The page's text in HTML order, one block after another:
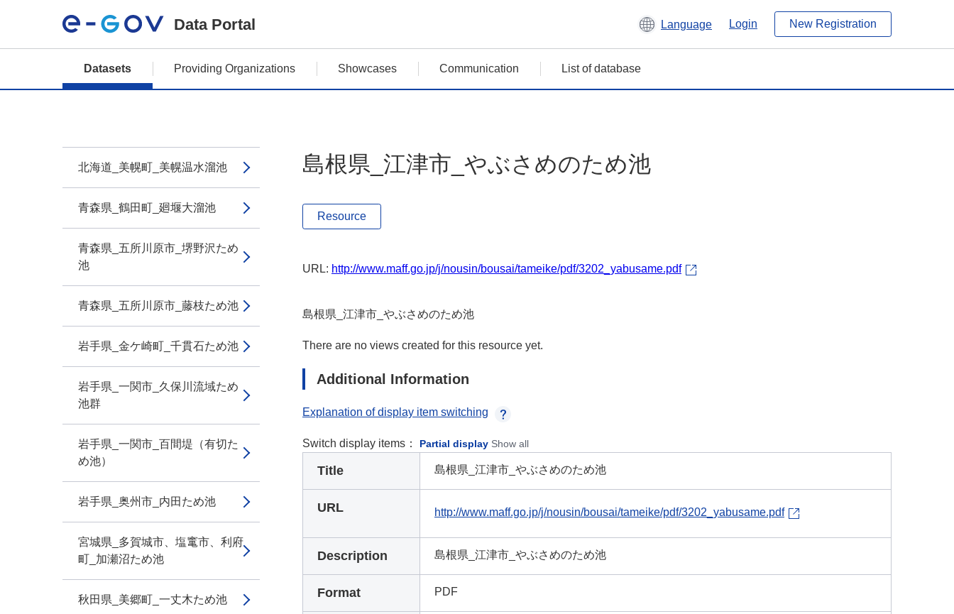
Data Portal Language Login New Registration
Datasets Providing Organizations Showcases Communication List of database
北海道_美幌町_美幌温水溜池
青森県_鶴田町_廻堰大溜池
青森県_五所川原市_堺野沢ため
池
青森県_五所川原市_藤枝ため池
岩手県_金ケ崎町_千貫石ため池
岩手県_一関市_久保川流域ため
池群
岩手県_一関市_百間堤（有切た
め池）
岩手県_奥州市_内田ため池
宮城県_多賀城市、塩竃市、利府
町_加瀬沼ため池
秋田県_美郷町_一丈木ため池
島根県_江津市_やぶさめのため池
Resource
URL: http://www.maff.go.jp/j/nousin/bousai/tameike/pdf/3202_yabusame.pdf
島根県_江津市_やぶさめのため池
There are no views created for this resource yet.
Additional Information
Explanation of display item switching
Switch display items： Partial display Show all
Title 島根県_江津市_やぶさめのため池
URL http://www.maff.go.jp/j/nousin/bousai/tameike/pdf/3202_yabusame.pdf
Description 島根県_江津市_やぶさめのため池
Format PDF